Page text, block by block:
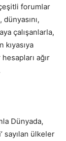
forumlar
çalışanlarla,
ağır
Dünyada,
sayılan ülkeler